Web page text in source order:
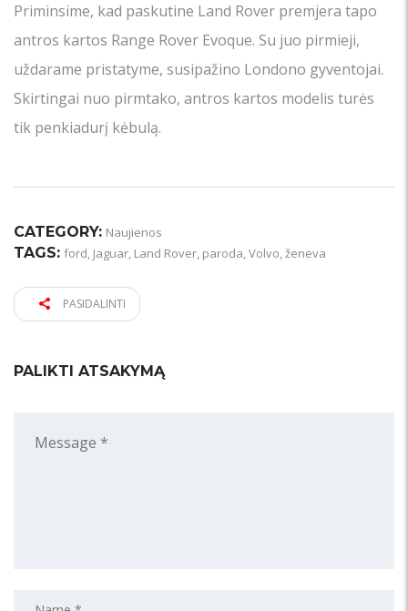
Priminsime, kad paskutine Land Rover premjera tapo
antros kartos Range Rover Evoque. Su juo pirmieji,
uždarame pristatyme, susipažino Londono gyventojai.
Skirtingai nuo pirmtako, antros kartos modelis turės
tik penkiadurį kėbulą.
CATEGORY: Naujienos
TAGS: ford, Jaguar, Land Rover, paroda,Volvo,ženeva
PASIDALINTI
PALIKTI ATSAKYMĄ